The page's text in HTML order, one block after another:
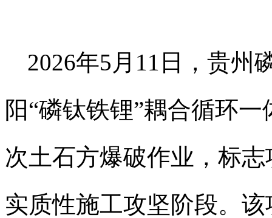
2026年5月11日，贵州
阳“磷钛铁锂”耦合循环
次土石方爆破作业，标
实质性施工攻坚阶段。